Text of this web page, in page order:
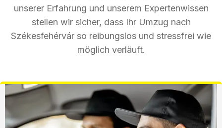
unserer Erfahrung und unserem Expertenwissen
stellen wir sicher, dass Ihr Umzug nach
Székesfehérvár so reibungslos und stressfrei wie
möglich verläuft.